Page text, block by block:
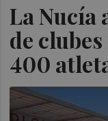
La Nucía
de
400